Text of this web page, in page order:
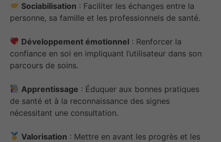
Sociabilisation : Faciliter les échanges entre la
personne, sa famille et les professionnels de santé.
Développement émotionnel : Renforcer la
confiance en soi en impliquant l’utilisateur dans son
parcours de soins.
Apprentissage : Éduquer aux bonnes pratiques
de santé et à la reconnaissance des signes
nécessitant une consultation.
Valorisation : Mettre en avant les progrès et les